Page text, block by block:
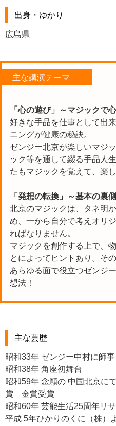
出身・ゆかり
広島県
主な講演テーマ
「心の遊び」～マジックで
好きな手品を仕事として出
ニングが健康の秘訣。
ゼンジー北京が楽しいマジ
ック等を通して綴る手品人
たもマジックを覚えて、楽
「発想の転換」～基本の裏
北京のマジックは、タネ明
め、一から自分で考えオリ
ればなりません。
マジックを創作する上で、
とによってヒントあり。そ
あらゆる面で役立つゼンジ
想法！
主な芸歴
昭和33年 ゼンジー中村に師事
昭和38年 角座初舞台
昭和59年 念願の 中国北京に
賞 金賞受賞
昭和60年 芸能生活25周年リ
平成 5年ひかりのくに（株）